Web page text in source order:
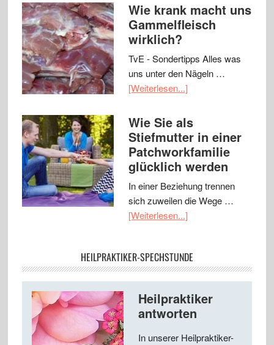
Wie krank macht uns
Gammelfleisch
wirklich?
TvE - Sondertipps Alles was
uns unter den Nägeln …
[Weiterlesen...]
Wie Sie als
Stiefmutter in einer
Patchworkfamilie
glücklich werden
In einer Beziehung trennen
sich zuweilen die Wege …
[Weiterlesen...]
HEILPRAKTIKER-SPECHSTUNDE
Heilpraktiker
antworten
In unserer Heilpraktiker-